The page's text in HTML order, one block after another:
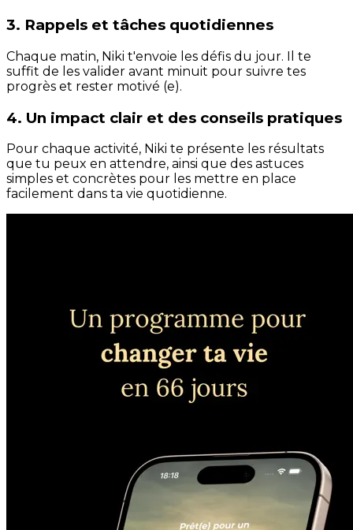
3. Rappels et tâches quotidiennes
Chaque matin, Niki t'envoie les défis du jour. Il te
suffit de les valider avant minuit pour suivre tes
progrès et rester motivé (e).
4. Un impact clair et des conseils pratiques
Pour chaque activité, Niki te présente les résultats
que tu peux en attendre, ainsi que des astuces
simples et concrètes pour les mettre en place
facilement dans ta vie quotidienne.